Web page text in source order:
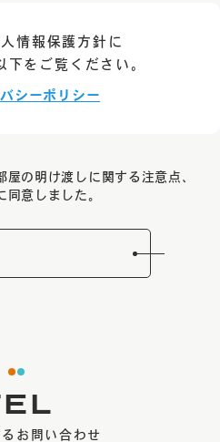
情報保護方針に
下をご覧ください。
シーポリシー
の明け渡しに関する注意点、
同意しました。
お問い合わせ